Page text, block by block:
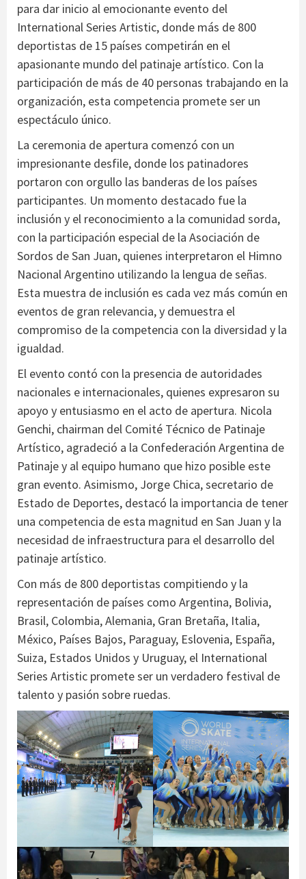
para dar inicio al emocionante evento del
International Series Artistic, donde más de 800
deportistas de 15 países competirán en el
apasionante mundo del patinaje artístico. Con la
participación de más de 40 personas trabajando en la
organización, esta competencia promete ser un
espectáculo único.
La ceremonia de apertura comenzó con un
impresionante desfile, donde los patinadores
portaron con orgullo las banderas de los países
participantes. Un momento destacado fue la
inclusión y el reconocimiento a la comunidad sorda,
con la participación especial de la Asociación de
Sordos de San Juan, quienes interpretaron el Himno
Nacional Argentino utilizando la lengua de señas.
Esta muestra de inclusión es cada vez más común en
eventos de gran relevancia, y demuestra el
compromiso de la competencia con la diversidad y la
igualdad.
El evento contó con la presencia de autoridades
nacionales e internacionales, quienes expresaron su
apoyo y entusiasmo en el acto de apertura. Nicola
Genchi, chairman del Comité Técnico de Patinaje
Artístico, agradeció a la Confederación Argentina de
Patinaje y al equipo humano que hizo posible este
gran evento. Asimismo, Jorge Chica, secretario de
Estado de Deportes, destacó la importancia de tener
una competencia de esta magnitud en San Juan y la
necesidad de infraestructura para el desarrollo del
patinaje artístico.
Con más de 800 deportistas compitiendo y la
representación de países como Argentina, Bolivia,
Brasil, Colombia, Alemania, Gran Bretaña, Italia,
México, Países Bajos, Paraguay, Eslovenia, España,
Suiza, Estados Unidos y Uruguay, el International
Series Artistic promete ser un verdadero festival de
talento y pasión sobre ruedas.